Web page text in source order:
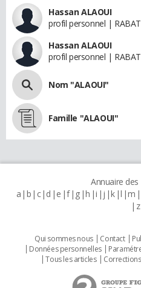
Hassan ALAOUI
profil personnel | RABAT
Hassan ALAOUI
profil personnel | RABAT
Nom "ALAOUI"
Famille "ALAOUI"
Annuaire
a b c d e f g h i j k l m
z
Qui sommes nous Contact
Données personnelles
Tous les articles
Corrections